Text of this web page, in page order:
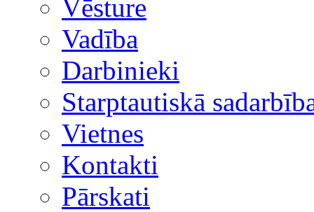
Vēsture
Vadība
Darbinieki
Starptautiskā
Vietnes
Kontakti
Pārskati